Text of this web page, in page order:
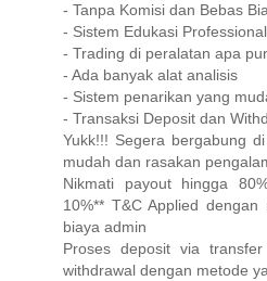
- Tanpa Komisi dan Bebas
- Sistem Edukasi Professional
- Trading di peralatan apa
- Ada banyak alat analisis
- Sistem penarikan yang
- Transaksi Deposit dan
Yukk!!! Segera bergabung
mudah dan rasakan
Nikmati payout hingga
10%** T&C Applied
biaya admin
Proses deposit via
withdrawal dengan metode